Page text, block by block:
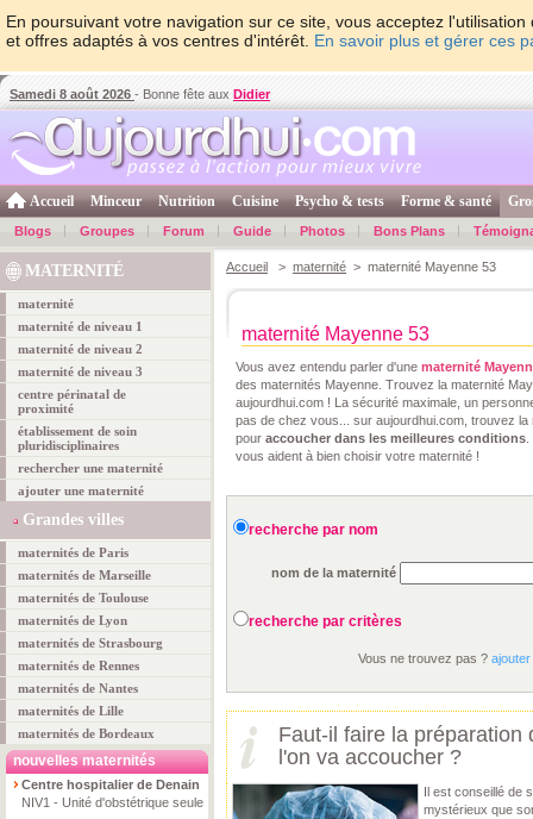
En poursuivant votre navigation sur ce site, vous acceptez
et offres adaptés à vos centres d'intérêt. En savoir plus et gérer ces
Samedi 8 août 2026 - Bonne fête aux Didier
Accueil Minceur Nutrition Cuisine Psycho & tests Forme & santé
Blogs Groupes Forum Guide Photos Bons Plans
MATERNITÉ
maternité
maternité de niveau 1
maternité de niveau 2
maternité de niveau 3
centre périnatal de
proximité
établissement de soin
pluridisciplinaires
rechercher une maternité
ajouter une maternité
Grandes villes
maternités de Paris
maternités de Marseille
maternités de Toulouse
maternités de Lyon
maternités de Strasbourg
maternités de Rennes
maternités de Nantes
maternités de Lille
maternités de Bordeaux
nouvelles maternités
Centre hospitalier de Denain
NIV1 - Unité d'obstétrique seule
Accueil > maternité > maternité Mayenne 53
maternité Mayenne 53
Vous avez entendu parler d'une maternité
des maternités Mayenne. Trouvez la maternité
aujourdhui.com ! La sécurité maximale, un
pas de chez vous... sur aujourdhui.com, trouvez
pour accoucher dans les meilleures conditions
vous aident à bien choisir votre maternité !
recherche par nom
nom de la maternité
recherche par critères
Vous ne trouvez pas ?
Faut-il faire la préparation
l'on va accoucher ?
Il est conseillé de
mystérieux que